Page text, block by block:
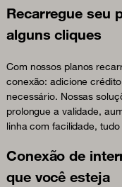
Recarregue seu
alguns cliques
Com nossos planos
conexão: adicione
necessário. Nossas
prolongue a validade,
linha com facilidade,
Conexão de
que você esteja